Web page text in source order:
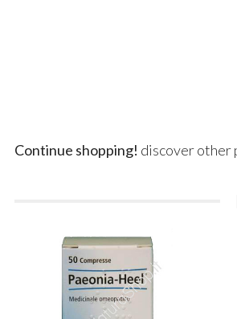
Continue shopping! discover other